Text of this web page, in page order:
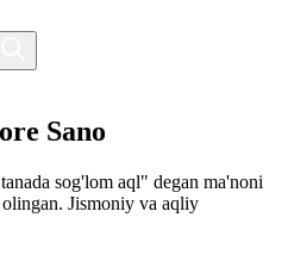
Sano
sog'lom aql" degan ma'noni
Jismoniy va aqliy